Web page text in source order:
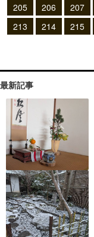
205
206 207
213
214 215
最新記事